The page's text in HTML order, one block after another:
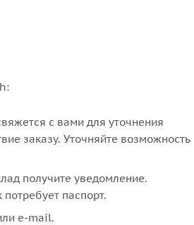
с вами для уточнения
заказу. Уточняйте возможность
получите уведомление.
паспорт.
e-mail.